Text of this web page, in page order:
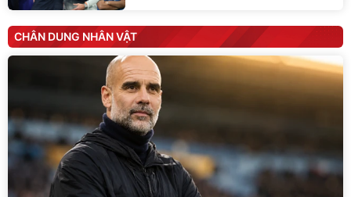
CHÂN DUNG NHÂN VẬT